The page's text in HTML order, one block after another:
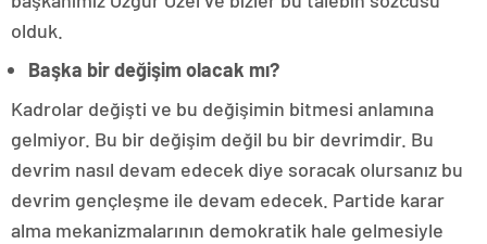
olduk.
Başka bir değişim olacak mı?
Kadrolar değişti ve bu değişimin bitmesi anlamına
gelmiyor. Bu bir değişim değil bu bir devrimdir. Bu
devrim nasıl devam edecek diye soracak olursanız bu
devrim gençleşme ile devam edecek. Partide karar
alma mekanizmalarının demokratik hale gelmesiyle